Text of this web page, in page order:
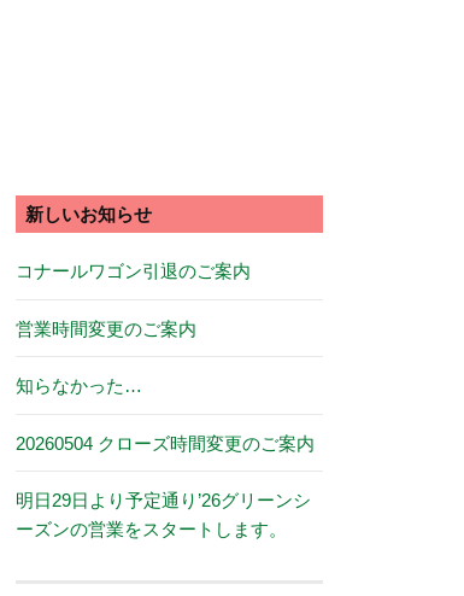
新しいお知らせ
コナールワゴン引退のご案内
営業時間変更のご案内
知らなかった…
20260504 クローズ時間変更のご案内
明日29日より予定通り’26グリーンシ
ーズンの営業をスタートします。